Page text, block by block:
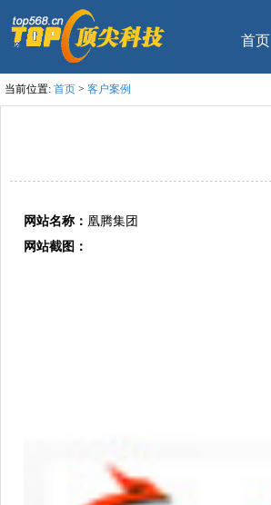
首页
当前位置: 首页 > 客户案例
网站名称： 凰腾集团
网站截图：